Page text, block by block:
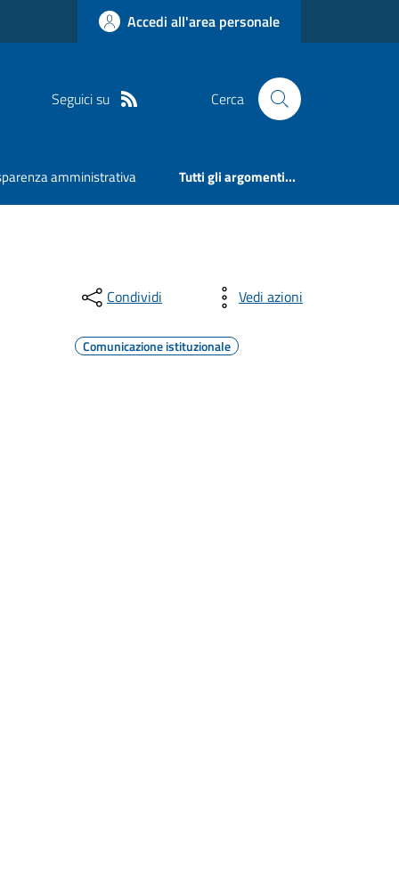
Accedi all'area personale
Seguici su Cerca
amministrativa Tutti gli argomenti...
Condividi Vedi azioni
Comunicazione istituzionale